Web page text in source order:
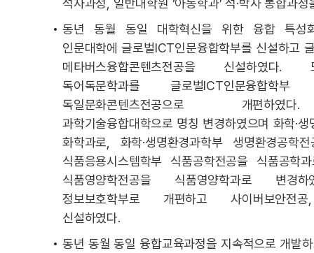
석사과정, 일반대학원 ‘아동학과’ 석·박사 통합과
동년 동월 동일 대학혁신을 위한 융합 특성
인문대학에 글로벌ICT인문융합학부를 신설하고
메타버스융합콘텐츠전공을 신설하였다.
독어독문학과를 글로벌ICT인문융합학부
독일문화콘텐츠전공으로 개편하였
과학기술융합대학으로 명칭 변경하였으며 화학·
화학과로, 화학·생명환경과학부 생명환경공학
식품응용시스템학부 식품공학전공을 식품공학
식품영양학전공을 식품영양학과로 변경하
정보보호학부로 개편하고 사이버보안전공
신설하였다.
동년 동월 동일 융합교육과정을 지속적으로 개발